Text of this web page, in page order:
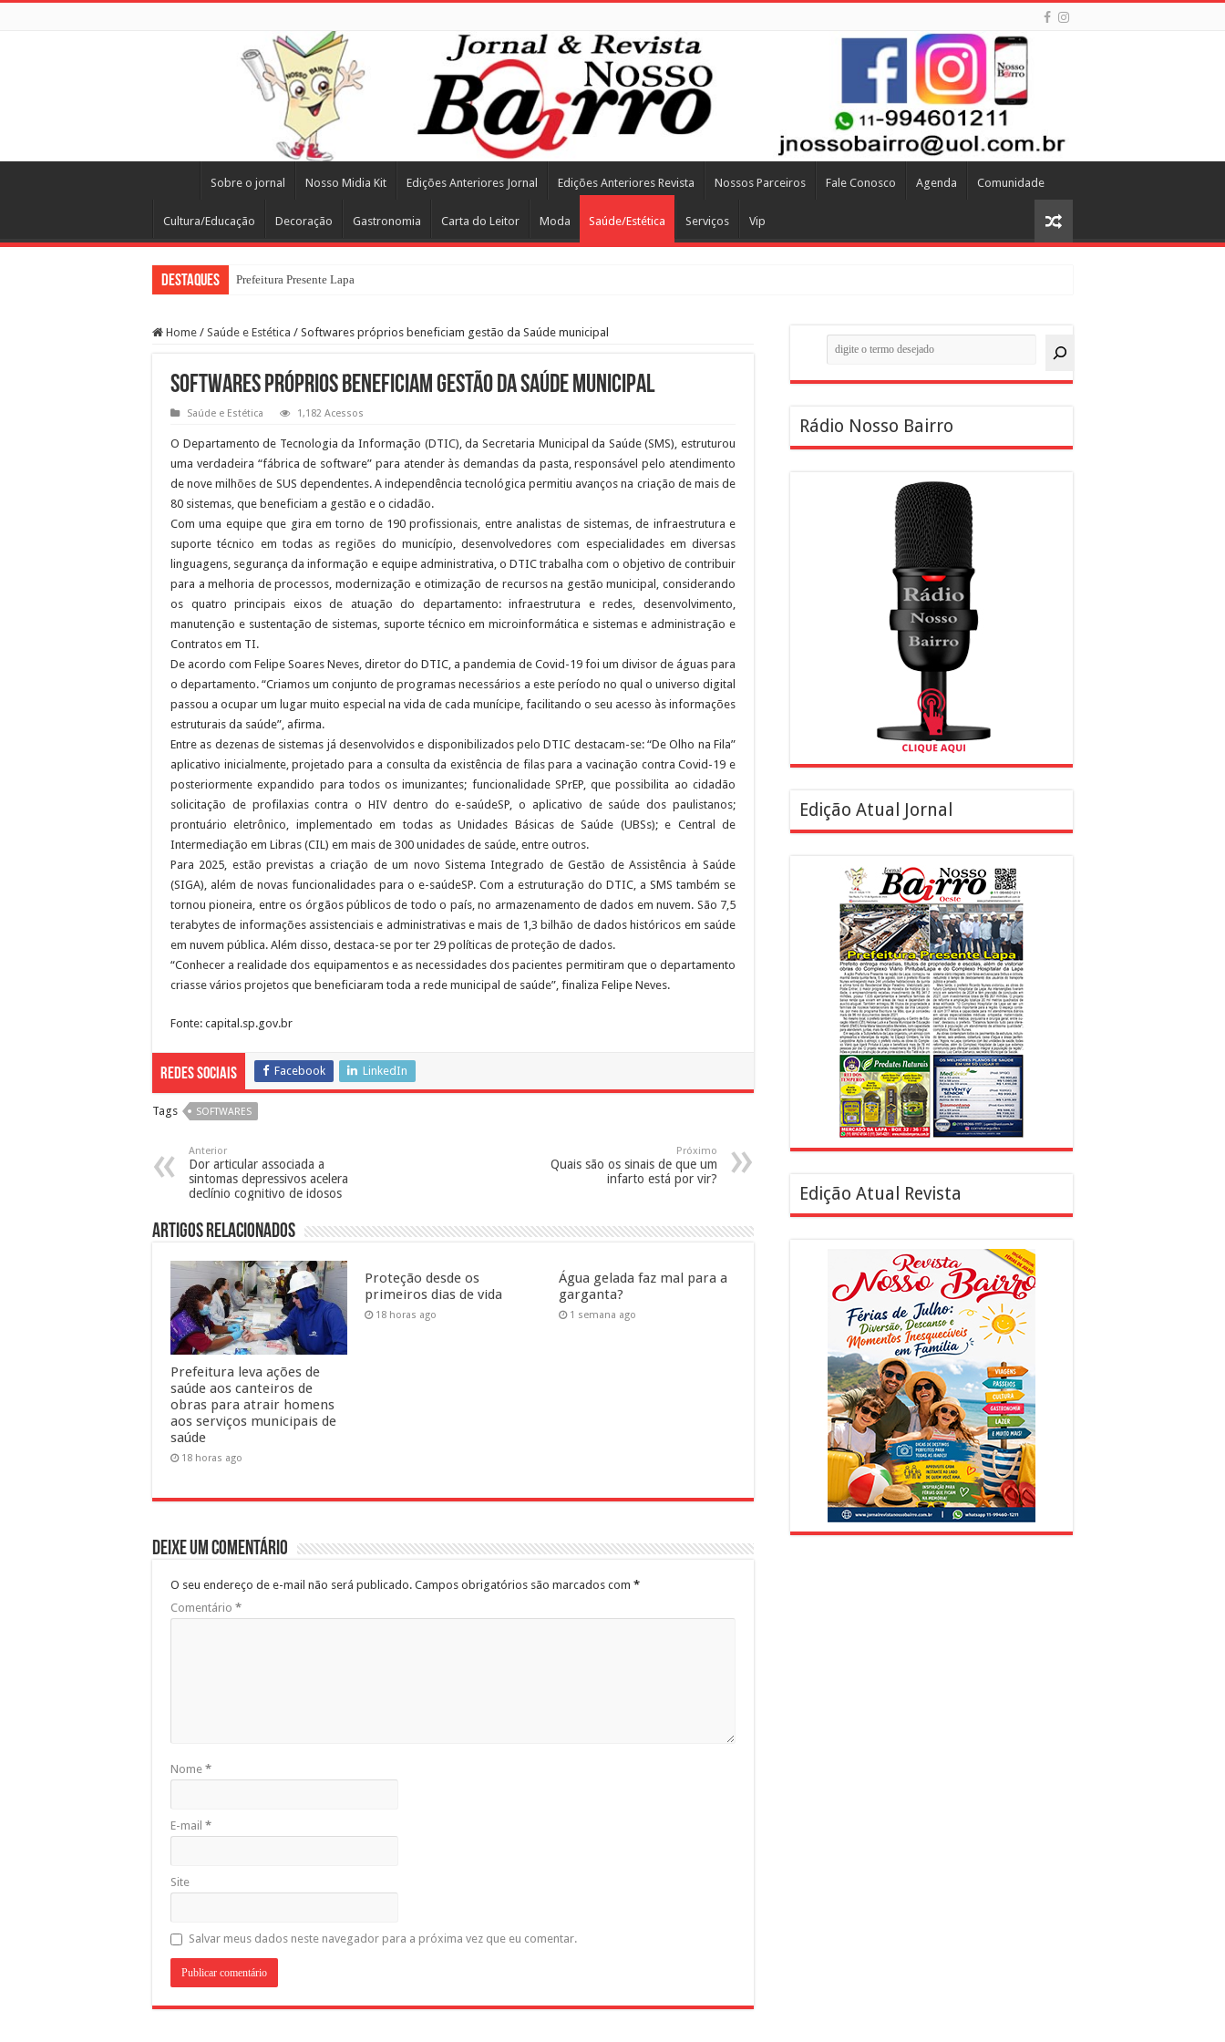
Sobre o jornal Nosso Midia Kit Edições Anteriores Jornal Edições Anteriores Revista Nossos Parceiros Fale Conosco Agenda Comunidade
Cultura/Educação Decoração Gastronomia Carta do Leitor Moda Saúde/Estética Serviços Vip
Destaques Prefeitura Presente Lapa
Home / Saúde e Estética / Softwares próprios beneficiam gestão da Saúde municipal
Softwares próprios beneficiam gestão da Saúde municipal
Saúde e Estética 1,182 Acessos
O Departamento de Tecnologia da Informação (DTIC), da Secretaria Municipal da Saúde (SMS), estruturou
uma verdadeira “fábrica de software” para atender às demandas da pasta, responsável pelo atendimento
de nove milhões de SUS dependentes. A independência tecnológica permitiu avanços na criação de mais de
80 sistemas, que beneficiam a gestão e o cidadão.
Com uma equipe que gira em torno de 190 profissionais, entre analistas de sistemas, de infraestrutura e
suporte técnico em todas as regiões do município, desenvolvedores com especialidades em diversas
linguagens, segurança da informação e equipe administrativa, o DTIC trabalha com o objetivo de contribuir
para a melhoria de processos, modernização e otimização de recursos na gestão municipal, considerando
os quatro principais eixos de atuação do departamento: infraestrutura e redes, desenvolvimento,
manutenção e sustentação de sistemas, suporte técnico em microinformática e sistemas e administração e
Contratos em TI.
De acordo com Felipe Soares Neves, diretor do DTIC, a pandemia de Covid-19 foi um divisor de águas para
o departamento. “Criamos um conjunto de programas necessários a este período no qual o universo digital
passou a ocupar um lugar muito especial na vida de cada munícipe, facilitando o seu acesso às informações
estruturais da saúde”, afirma.
Entre as dezenas de sistemas já desenvolvidos e disponibilizados pelo DTIC destacam-se: “De Olho na Fila”
aplicativo inicialmente, projetado para a consulta da existência de filas para a vacinação contra Covid-19 e
posteriormente expandido para todos os imunizantes; funcionalidade SPrEP, que possibilita ao cidadão
solicitação de profilaxias contra o HIV dentro do e-saúdeSP, o aplicativo de saúde dos paulistanos;
prontuário eletrônico, implementado em todas as Unidades Básicas de Saúde (UBSs); e Central de
Intermediação em Libras (CIL) em mais de 300 unidades de saúde, entre outros.
Para 2025, estão previstas a criação de um novo Sistema Integrado de Gestão de Assistência à Saúde
(SIGA), além de novas funcionalidades para o e-saúdeSP. Com a estruturação do DTIC, a SMS também se
tornou pioneira, entre os órgãos públicos de todo o país, no armazenamento de dados em nuvem. São 7,5
terabytes de informações assistenciais e administrativas e mais de 1,3 bilhão de dados históricos em saúde
em nuvem pública. Além disso, destaca-se por ter 29 políticas de proteção de dados.
“Conhecer a realidade dos equipamentos e as necessidades dos pacientes permitiram que o departamento
criasse vários projetos que beneficiaram toda a rede municipal de saúde”, finaliza Felipe Neves.
Fonte: capital.sp.gov.br
Redes Sociais Facebook LinkedIn
Tags SOFTWARES
Anterior
Dor articular associada a
sintomas depressivos acelera
declínio cognitivo de idosos
Próximo
Quais são os sinais de que um
infarto está por vir?
Artigos Relacionados
Prefeitura leva ações de
saúde aos canteiros de
obras para atrair homens
aos serviços municipais de
saúde
18 horas ago
Proteção desde os
primeiros dias de vida
18 horas ago
Água gelada faz mal para a
garganta?
1 semana ago
Deixe um comentário
O seu endereço de e-mail não será publicado. Campos obrigatórios são marcados com *
Comentário *
Nome *
E-mail *
Site
Salvar meus dados neste navegador para a próxima vez que eu comentar.
Pesquisar
Rádio Nosso Bairro
Edição Atual Jornal
Edição Atual Revista